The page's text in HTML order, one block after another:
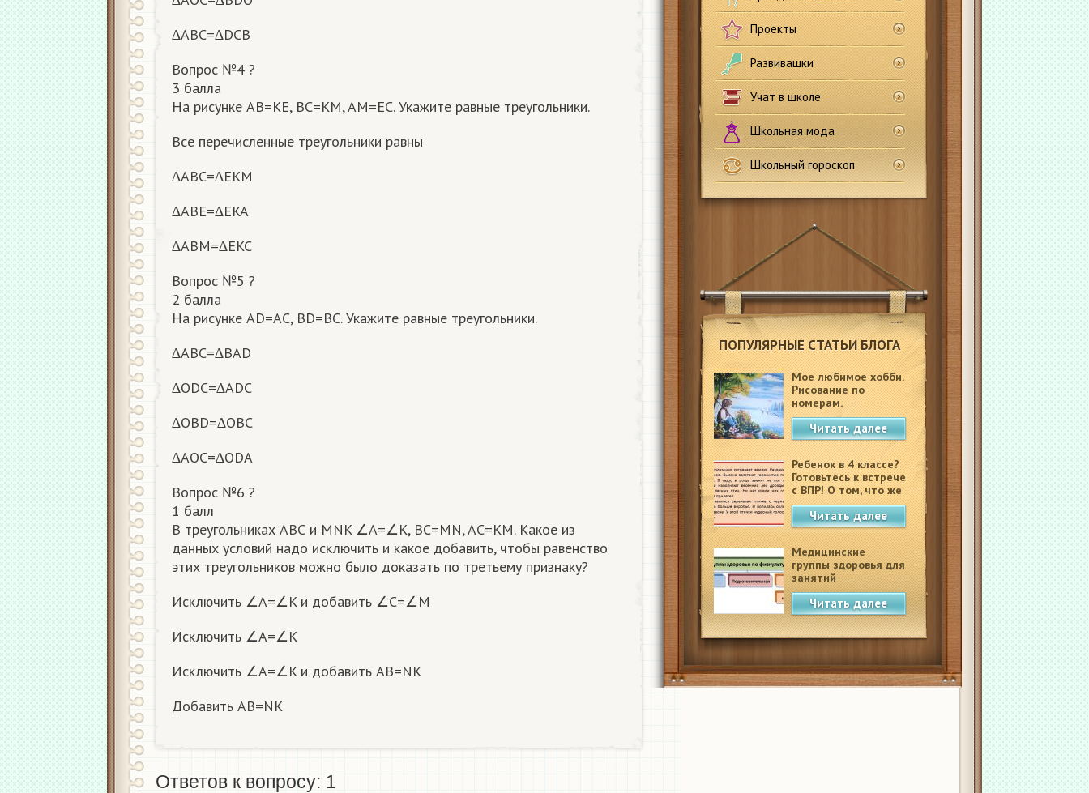
Проекты
Развивашки
Учат в школе
Школьная мода
Школьный гороскоп
ПОПУЛЯРНЫЕ СТАТЬИ БЛОГА
Мое любимое хобби.
Рисование по
номерам.
Читать далее
Ребенок в 4 классе?
Готовьтесь к встрече
с ВПР! О том, что же
это такое.
Читать далее
Медицинские
группы здоровья для
занятий
физкультурой в
школеЧитать далее
∆ABC=∆DCB
Вопрос №4 ?
3 балла
На рисунке AB=KE, BC=KM, AM=EC. Укажите равные треугольники.
Все перечисленные треугольники равны
∆ABC=∆EKM
∆ABE=∆EKA
∆ABM=∆EKC
Вопрос №5 ?
2 балла
На рисунке AD=AC, BD=BC. Укажите равные треугольники.
∆ABC=∆BAD
∆ODC=∆ADC
∆OBD=∆OBC
∆AOC=∆ODA
Вопрос №6 ?
1 балл
В треугольниках АВС и МNK ∠A=∠K, ВС=MN, AC=KM. Какое из
данных условий надо исключить и какое добавить, чтобы равенство
этих треугольников можно было доказать по третьему признаку?
Исключить ∠A=∠K и добавить ∠C=∠M
Исключить ∠A=∠K
Исключить ∠A=∠K и добавить АВ=NK
Добавить АВ=NK​
Ответов к вопросу: 1